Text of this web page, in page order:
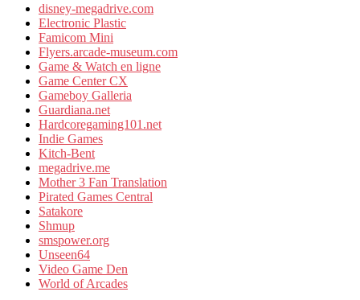
disney-megadrive.com
Electronic Plastic
Famicom Mini
Flyers.arcade-museum.com
Game & Watch en ligne
Game Center CX
Gameboy Galleria
Guardiana.net
Hardcoregaming101.net
Indie Games
Kitch-Bent
megadrive.me
Mother 3 Fan Translation
Pirated Games Central
Satakore
Shmup
smspower.org
Unseen64
Video Game Den
World of Arcades